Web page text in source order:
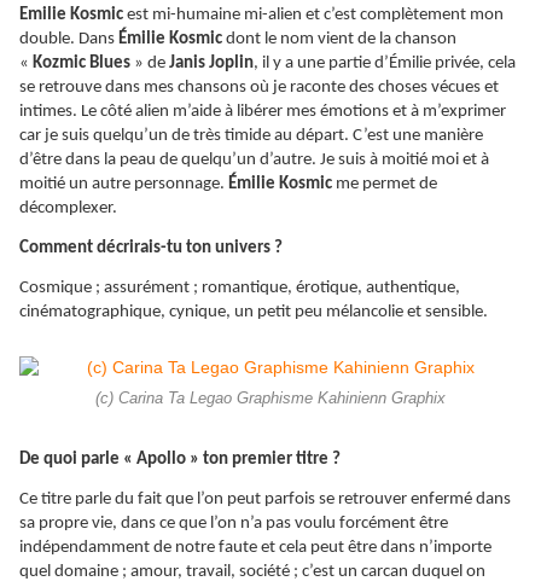
Emilie Kosmic est mi-humaine mi-alien et c’est complètement mon
double. Dans Émilie Kosmic dont le nom vient de la chanson
« Kozmic Blues » de Janis Joplin, il y a une partie d’Émilie privée, cela
se retrouve dans mes chansons où je raconte des choses vécues et
intimes. Le côté alien m’aide à libérer mes émotions et à m’exprimer
car je suis quelqu’un de très timide au départ. C’est une manière
d’être dans la peau de quelqu’un d’autre. Je suis à moitié moi et à
moitié un autre personnage. Émilie Kosmic me permet de
décomplexer.
Comment décrirais-tu ton univers ?
Cosmique ; assurément ; romantique, érotique, authentique,
cinématographique, cynique, un petit peu mélancolie et sensible.
(c) Carina Ta Legao Graphisme Kahinienn Graphix
De quoi parle « Apollo » ton premier titre ?
Ce titre parle du fait que l’on peut parfois se retrouver enfermé dans
sa propre vie, dans ce que l’on n’a pas voulu forcément être
indépendamment de notre faute et cela peut être dans n’importe
quel domaine ; amour, travail, société ; c’est un carcan duquel on